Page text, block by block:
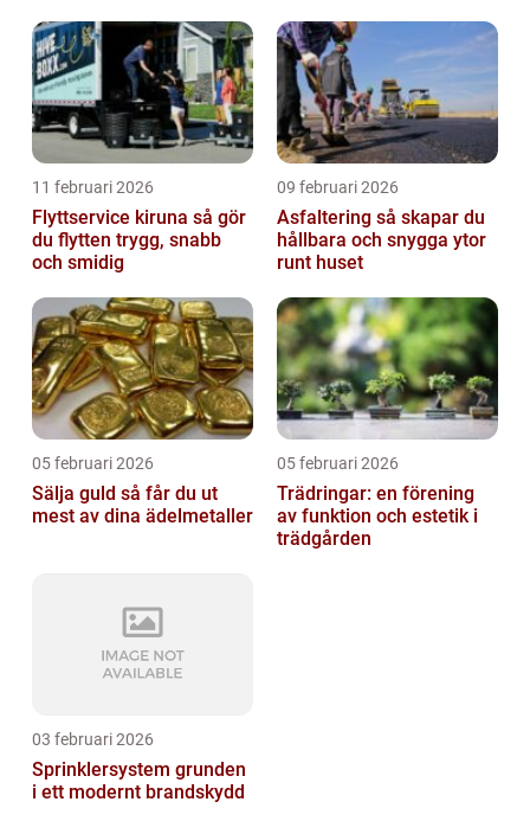
11 februari 2026
Flyttservice kiruna så gör
du flytten trygg, snabb
och smidig
09 februari 2026
Asfaltering så skapar du
hållbara och snygga ytor
runt huset
05 februari 2026
Sälja guld så får du ut
mest av dina ädelmetaller
05 februari 2026
Trädringar: en förening
av funktion och estetik i
trädgården
03 februari 2026
Sprinklersystem grunden
i ett modernt brandskydd